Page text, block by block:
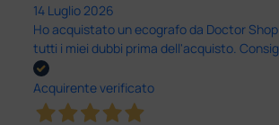
14 Luglio 2026
Ho acquistato un ecografo da Doctor
tutti i miei dubbi prima dell'acquisto.
Acquirente verificato